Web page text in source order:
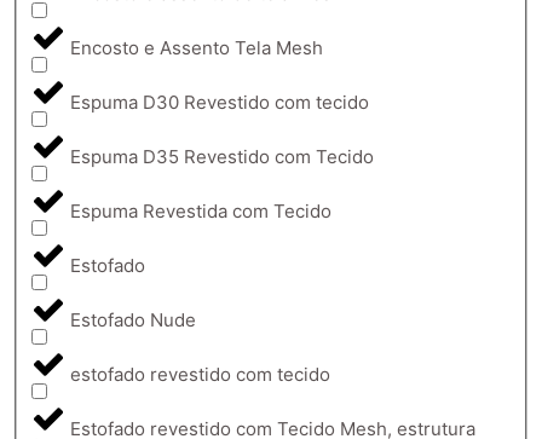
Encosto e Assento Tela Mesh
Espuma D30 Revestido com tecido
Espuma D35 Revestido com Tecido
Espuma Revestida com Tecido
Estofado
Estofado Nude
estofado revestido com tecido
Estofado revestido com Tecido Mesh, estrutura